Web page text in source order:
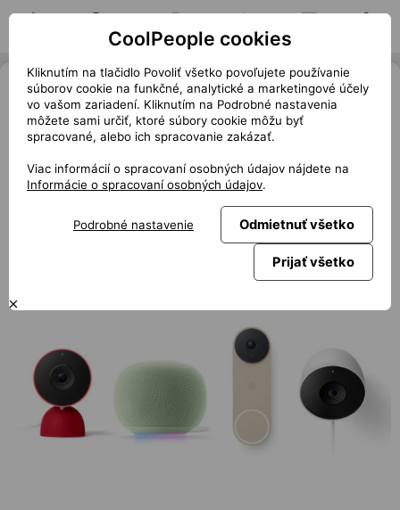
Hľadať pozíciu Moja pozícia Notifikácie
Gemini for Home, nový parťák do
domácnosti i do života
Google Asistent dostal padáka. Nahrazuje ho Gemini for
Home na nových i stávajících zařízeních. V čem je nový
pomocník lepší?
CoolPeople cookies
Kliknutím na tlačidlo Povoliť všetko povoľujete používanie
súborov cookie na funkčné, analytické a marketingové účely
vo vašom zariadení. Kliknutím na Podrobné nastavenia
môžete sami určiť, ktoré súbory cookie môžu byť
spracované, alebo ich spracovanie zakázať.
Viac informácií o spracovaní osobných údajov nájdete na
Informácie o spracovaní osobných údajov.
Podrobné nastavenie Odmietnuť všetko
Prijať všetko